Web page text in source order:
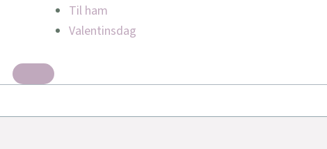
Til ham
Valentinsdag